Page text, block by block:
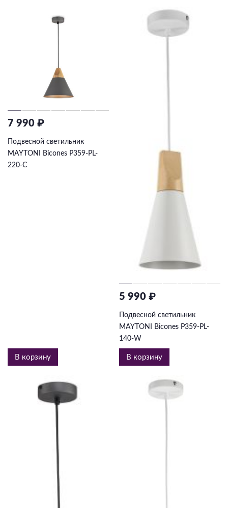
7 990 ₽
Подвесной светильник
MAYTONI Bicones P359-PL-
220-C
В корзину
5 990 ₽
Подвесной светильник
MAYTONI Bicones P359-PL-
140-W
В корзину